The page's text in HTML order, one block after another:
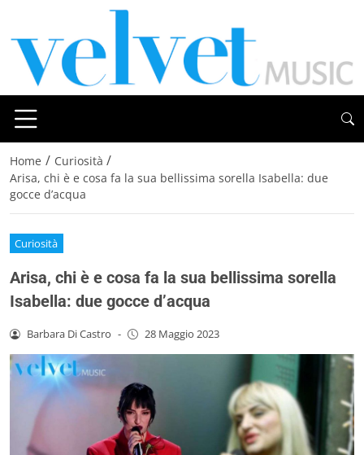
Home / Curiosità /
Arisa, chi è e cosa fa la sua bellissima sorella Isabella: due
gocce d’acqua
Curiosità
Arisa, chi è e cosa fa la sua bellissima sorella
Isabella: due gocce d’acqua
Barbara Di Castro - 28 Maggio 2023